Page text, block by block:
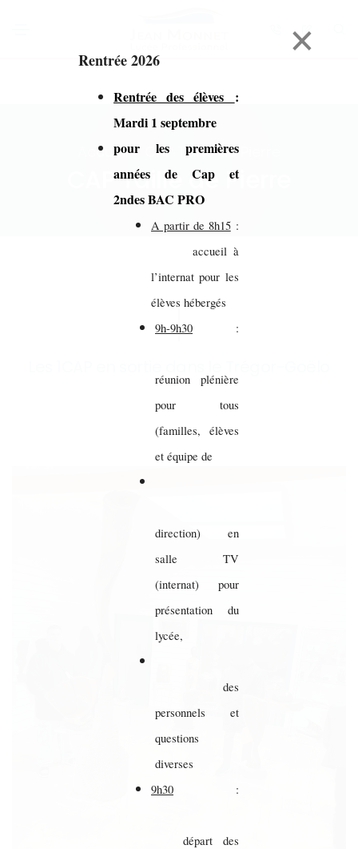
×
Rentrée 2026
Rentrée des élèves :
Mardi 1 septembre
pour les premières
années de Cap et
2ndes BAC PRO
A partir de 8h15:
accueil à
l’internat pour les
élèves hébergés
9h-9h30 :
réunion plénière
pour tous
(familles, élèves
et équipe de
direction) en
salle TV
(internat) pour
présentation du
lycée,
des
personnels et
questions
diverses
9h30 :
départ des
Accueil > CAP Taille de Pierre
CAP Taille de Pierre